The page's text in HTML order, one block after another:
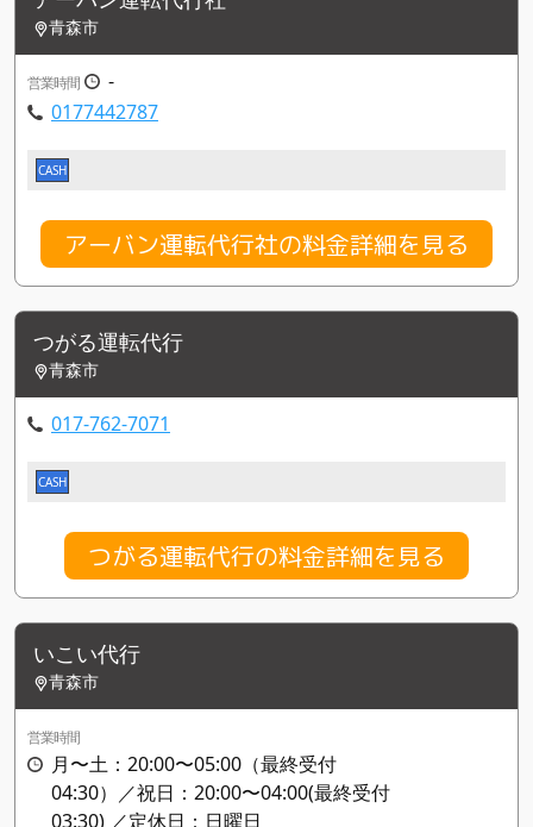
青森市
営業時間
-
0177442787
CASH
アーバン運転代行社の料金詳細を見る
つがる運転代行
青森市
017-762-7071
CASH
つがる運転代行の料金詳細を見る
いこい代行
青森市
営業時間
月〜土：20:00〜05:00（最終受付
04:30）／祝日：20:00〜04:00(最終受付
03:30) ／定休日：日曜日